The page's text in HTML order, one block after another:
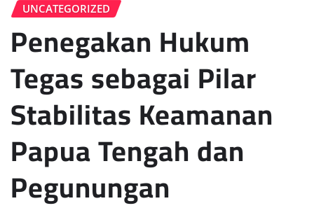
UNCATEGORIZED
Penegakan Hukum
Tegas sebagai Pilar
Stabilitas Keamanan
Papua Tengah dan
Pegunungan